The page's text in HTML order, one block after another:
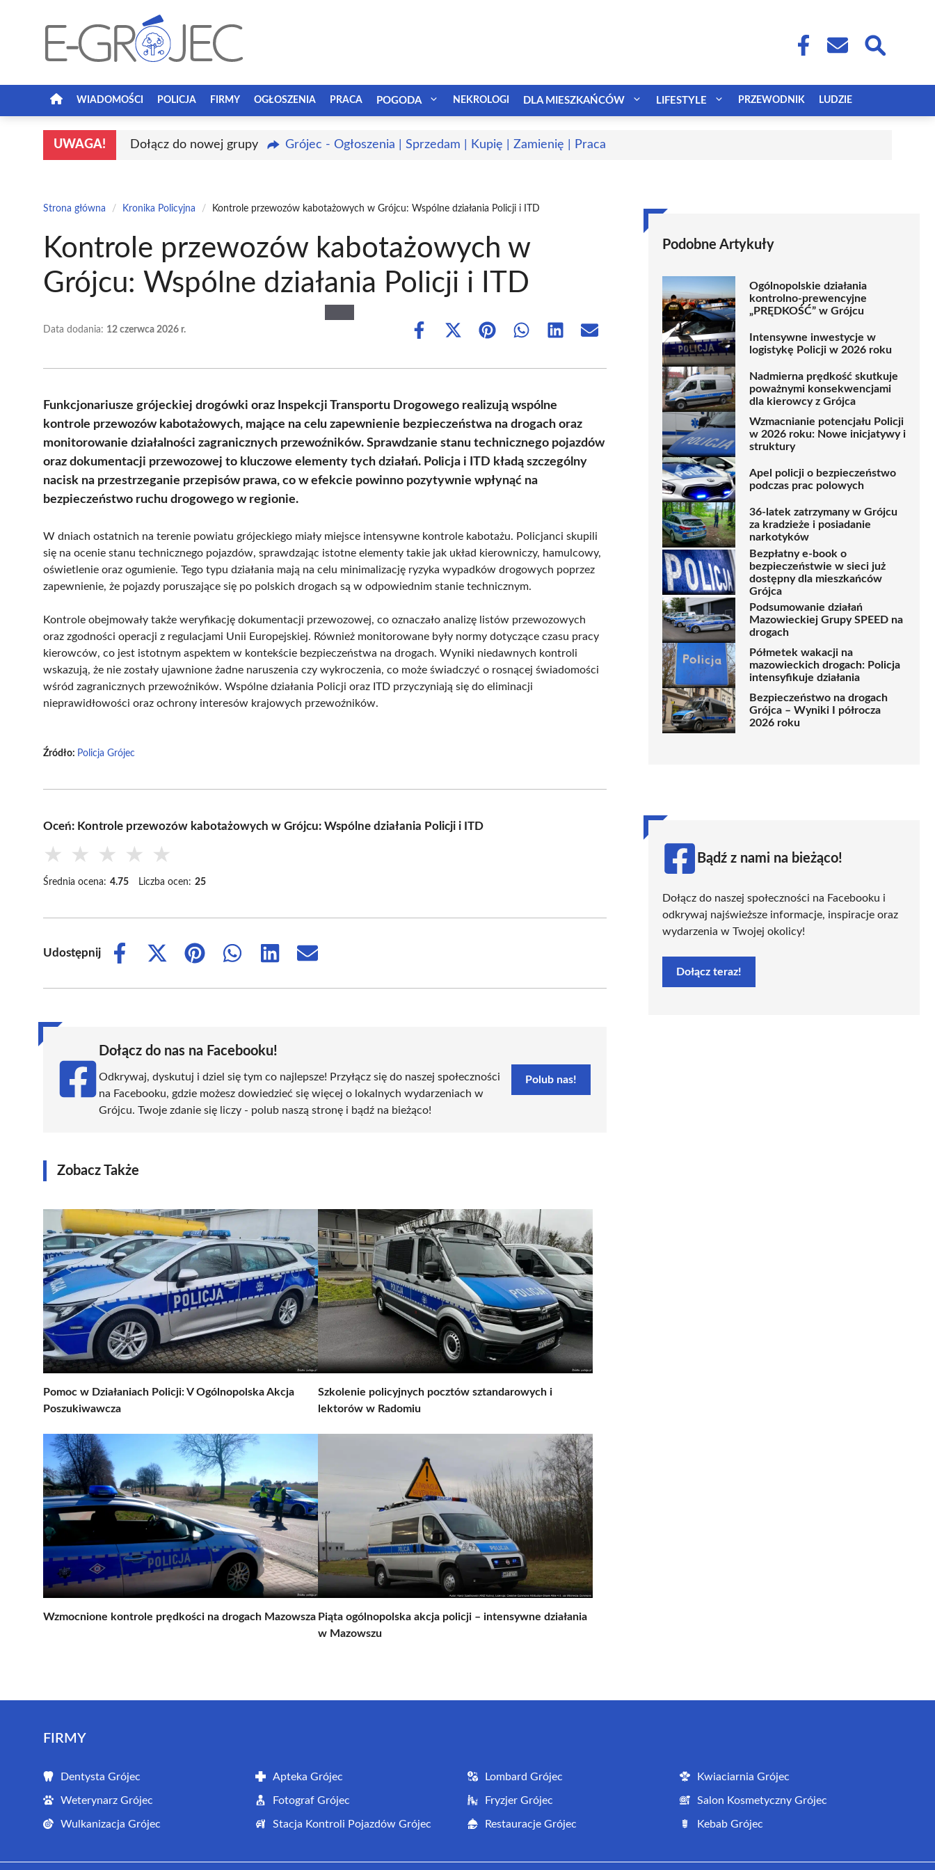
WIADOMOŚCI POLICJA FIRMY OGŁOSZENIA PRACA POGODA NEKROLOGI DLA MIESZKAŃCÓW LIFESTYLE PRZEWODNIK LUDZIE
UWAGA! Dołącz do nowej grupy Grójec - Ogłoszenia | Sprzedam | Kupię | Zamienię | Praca
Strona główna / Kronika Policyjna / Kontrole przewozów kabotażowych w Grójcu: Wspólne działania Policji i ITD
Kontrole przewozów kabotażowych w
Grójcu: Wspólne działania Policji i ITD
Data dodania: 12 czerwca 2026 r.
Share
Share
(Twitter)
Share Share Share Share
Funkcjonariusze grójeckiej drogówki oraz Inspekcji Transportu Drogowego realizują wspólne
kontrole przewozów kabotażowych, mające na celu zapewnienie bezpieczeństwa na drogach oraz
monitorowanie działalności zagranicznych przewoźników. Sprawdzanie stanu technicznego pojazdów
oraz dokumentacji przewozowej to kluczowe elementy tych działań. Policja i ITD kładą szczególny
nacisk na przestrzeganie przepisów prawa, co w efekcie powinno pozytywnie wpłynąć na
bezpieczeństwo ruchu drogowego w regionie.
W dniach ostatnich na terenie powiatu grójeckiego miały miejsce intensywne kontrole kabotażu. Policjanci skupili
się na ocenie stanu technicznego pojazdów, sprawdzając istotne elementy takie jak układ kierowniczy, hamulcowy,
oświetlenie oraz ogumienie. Tego typu działania mają na celu minimalizację ryzyka wypadków drogowych poprzez
zapewnienie, że pojazdy poruszające się po polskich drogach są w odpowiednim stanie technicznym.
Kontrole obejmowały także weryfikację dokumentacji przewozowej, co oznaczało analizę listów przewozowych
oraz zgodności operacji z regulacjami Unii Europejskiej. Również monitorowane były normy dotyczące czasu pracy
kierowców, co jest istotnym aspektem w kontekście bezpieczeństwa na drogach. Wyniki niedawnych kontroli
wskazują, że nie zostały ujawnione żadne naruszenia czy wykroczenia, co może świadczyć o rosnącej świadomości
wśród zagranicznych przewoźników. Wspólne działania Policji oraz ITD przyczyniają się do eliminacji
nieprawidłowości oraz ochrony interesów krajowych przewoźników.
Źródło: Policja Grójec
Oceń: Kontrole przewozów kabotażowych w Grójcu: Wspólne działania Policji i ITD
★ ★ ★ ★ ★
Średnia ocena: 4.75 Liczba ocen: 25
Udostępnij
Share
Share
(Twitter)
Share
Share
Share
Share
Dołącz do nas na Facebooku!
Odkrywaj, dyskutuj i dziel się tym co najlepsze! Przyłącz się do naszej społeczności
na Facebooku, gdzie możesz dowiedzieć się więcej o lokalnych wydarzeniach w
Grójcu. Twoje zdanie się liczy - polub naszą stronę i bądź na bieżąco!
Polub nas!
Zobacz Także
Pomoc w Działaniach Policji: V Ogólnopolska Akcja
Poszukiwawcza
Szkolenie policyjnych pocztów sztandarowych i
lektorów w Radomiu
Wzmocnione kontrole prędkości na drogach Mazowsza Piąta ogólnopolska akcja policji – intensywne działania
w Mazowszu
Podobne Artykuły
Ogólnopolskie działania
kontrolno-prewencyjne
„PRĘDKOŚĆ” w Grójcu
Intensywne inwestycje w
logistykę Policji w 2026 roku
Nadmierna prędkość skutkuje
poważnymi konsekwencjami
dla kierowcy z Grójca
Wzmacnianie potencjału Policji
w 2026 roku: Nowe inicjatywy i
struktury
Apel policji o bezpieczeństwo
podczas prac polowych
36-latek zatrzymany w Grójcu
za kradzieże i posiadanie
narkotyków
Bezpłatny e-book o
bezpieczeństwie w sieci już
dostępny dla mieszkańców
Grójca
Podsumowanie działań
Mazowieckiej Grupy SPEED na
drogach
Półmetek wakacji na
mazowieckich drogach: Policja
intensyfikuje działania
Bezpieczeństwo na drogach
Grójca – Wyniki I półrocza
2026 roku
Bądź z nami na bieżąco!
Dołącz do naszej społeczności na Facebooku i
odkrywaj najświeższe informacje, inspiracje oraz
wydarzenia w Twojej okolicy!
Dołącz teraz!
FIRMY
Dentysta Grójec Apteka Grójec Lombard Grójec Kwiaciarnia Grójec
Weterynarz Grójec Fotograf Grójec Fryzjer Grójec Salon Kosmetyczny Grójec
Wulkanizacja Grójec Stacja Kontroli Pojazdów Grójec Restauracje Grójec Kebab Grójec